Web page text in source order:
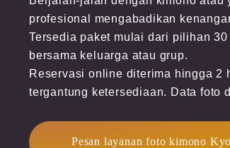
profesional mengabadikan
Tersedia paket mulai dari pilihan
bersama keluarga atau grup.
Reservasi online diterima hingga 2
tergantung ketersediaan. Data foto
Pesan layanan foto kimono